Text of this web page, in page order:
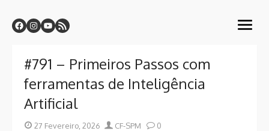
to
content
Centro de Formação CF-SPM
Sindicato dos Professores da Madeira
open
#791 – Primeiros Passos com
ferramentas de Inteligência
Artificial
Posted
27 Fevereiro, 2026 Author
CF-SPM 0